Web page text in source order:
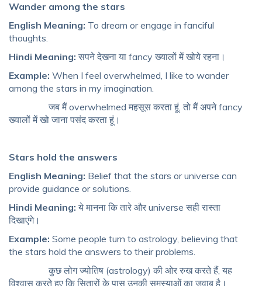
Wander among the stars
English Meaning: To dream or engage in fanciful
thoughts.
Hindi Meaning: सपने देखना या fancy ख्यालों में खोये रहना।
Example: When I feel overwhelmed, I like to wander
among the stars in my imagination.
जब मैं overwhelmed महसूस करता हूं, तो मैं अपने fancy
ख्यालों में खो जाना पसंद करता हूं।
Stars hold the answers
English Meaning: Belief that the stars or universe can
provide guidance or solutions.
Hindi Meaning: ये मानना कि तारे और universe सही रास्ता
दिखाएंगे।
Example: Some people turn to astrology, believing that
the stars hold the answers to their problems.
कुछ लोग ज्योतिष (astrology) की ओर रुख करते हैं, यह
विश्वास करते हुए कि सितारों के पास उनकी समस्याओं का जवाब है।